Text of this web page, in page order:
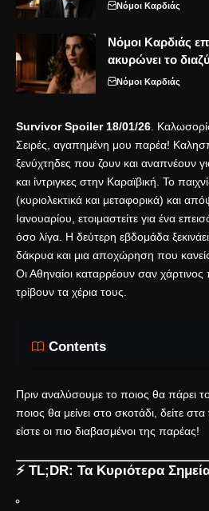
Νόμοι Καρδιάς
Νόμοι Καρδιάς
ακυρώνει το
Νόμοι Καρδιάς
Survivor Spoiler 18/01/26.
Σειρές, αγαπημένη μου παρέα!
ξενύχτηδες που ζουν και αναπνέουν
και ίντριγκες στην Καραϊβική. Το
(κυριολεκτικά και μεταφορικά) και
Ιανουαρίου, ετοιμαστείτε για ένα
όσο λίγα. Η δεύτερη εβδομάδα
δάκρυα και μια αποχώρηση που
Οι Αθηναίοι καταρρέουν σαν
τρίβουν τα χέρια τους.
Contents
Πριν αναλύσουμε το ποιος θα πάρει
ποιος θα μείνει στο σκοτάδι, δείτε
είστε οι πιο διαβασμένοι της παρέας!
⚡ TL;DR: Τα Κυριότερα